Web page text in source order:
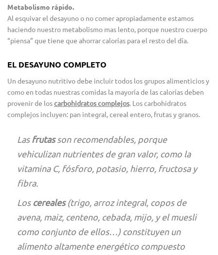
Metabolismo rápido.
Al esquivar el desayuno o no comer apropiadamente estamos
haciendo nuestro metabolismo mas lento, porque nuestro cuerpo
“piensa” que tiene que ahorrar calorías para el resto del día.
EL DESAYUNO COMPLETO
Un desayuno nutritivo debe incluir todos los grupos alimenticios y
como en todas nuestras comidas la mayoría de las calorías deben
provenir de loscarbohidratos complejos. Los carbohidratos
complejos incluyen: pan integral, cereal entero, frutas y granos.
Las frutasson recomendables, porque
vehiculizan nutrientes de gran valor, como la
vitamina C, fósforo, potasio, hierro, fructosa y
fibra.
Los cereales(trigo, arroz integral, copos de
avena, maiz, centeno, cebada, mijo, y el muesli
como conjunto de ellos…) constituyen un
alimento altamente energético compuesto